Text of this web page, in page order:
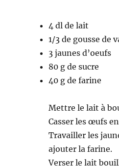
4 dl de lait
1/3 de gousse de
3 jaunes d’oeufs
80 g de sucre
40 g de farine
Mettre le lait à
Casser les œufs
Travailler les
ajouter la farine.
Verser le lait